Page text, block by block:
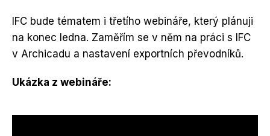
IFC bude tématem i třetího webináře, který plánuji
na konec ledna. Zaměřím se v něm na práci s IFC
v Archicadu a nastavení exportních převodníků.
Ukázka z webináře: